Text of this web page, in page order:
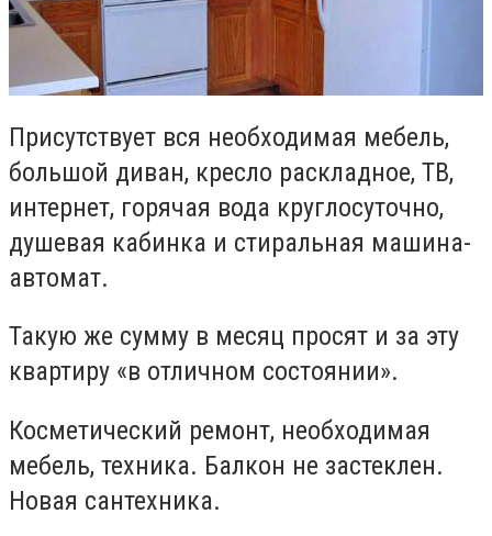
Присутствует вся необходимая мебель,
большой диван, кресло раскладное, ТВ,
интернет, горячая вода круглосуточно,
душевая кабинка и стиральная машина-
автомат.
Такую же сумму в месяц просят и за эту
квартиру «в отличном состоянии».
Косметический ремонт, необходимая
мебель, техника. Балкон не застеклен.
Новая сантехника.